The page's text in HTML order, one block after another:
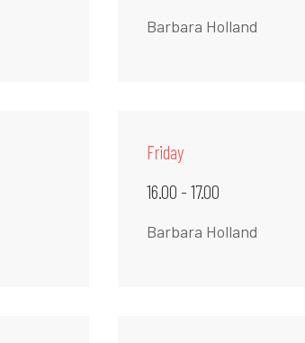
Barbara Holland
Friday
16.00 - 17.00
Barbara Holland